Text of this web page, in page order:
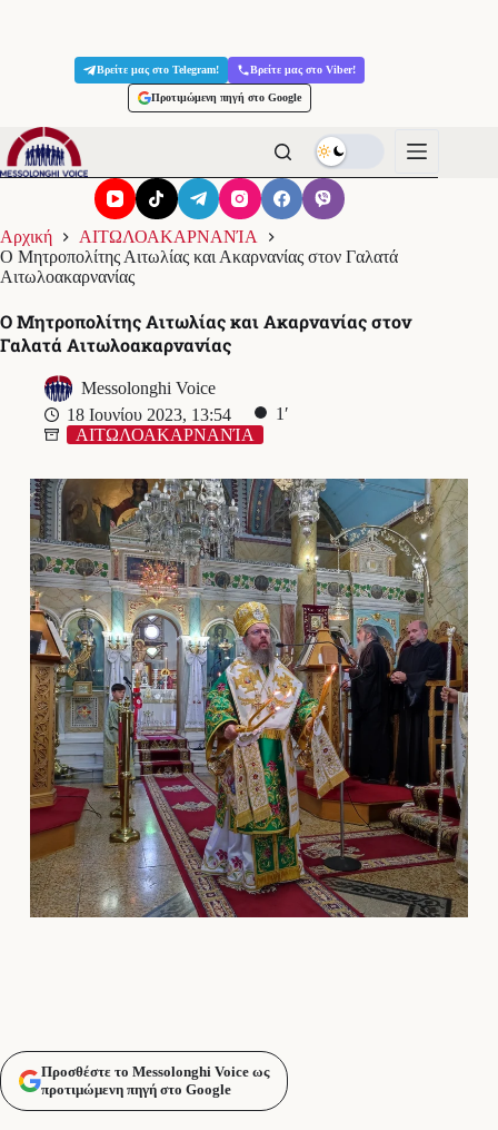
Βρείτε μας στο Telegram! Βρείτε μας στο Viber!
Προτιμώμενη πηγή στο Google
Αρχική
ΑΙΤΩΛΟΑΚΑΡΝΑΝΊΑ
Ο Μητροπολίτης Αιτωλίας και Ακαρνανίας στον Γαλατά
Αιτωλοακαρνανίας
Ο Μητροπολίτης Αιτωλίας και Ακαρνανίας στον
Γαλατά Αιτωλοακαρνανίας
Messolonghi Voice
18 Ιουνίου 2023, 13:54
1′
ΑΙΤΩΛΟΑΚΑΡΝΑΝΊΑ
Προσθέστε το Messolonghi Voice ως
προτιμώμενη πηγή στο Google